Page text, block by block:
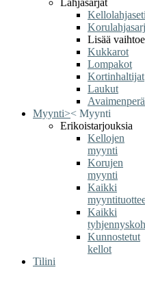
Lahjasarjat
Lisää
Kukkarot
Lompakot
Kortinhaltijat
Laukut
Myynti>< Myynti
Erikoistarjouksia
Kellojen
myynti
Korujen
myynti
Kaikki
Kaikki
Kunnostetut
kellot
Tilini